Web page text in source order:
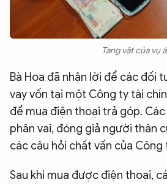
Tang vật của vụ
Bà Hoa đã nhận lời để các đối
vay vốn tại một Công ty tài
để mua điện thoại trả góp.
phân vai, đóng giả người thân
các câu hỏi chất vấn của Công
Sau khi mua được điện thoại,